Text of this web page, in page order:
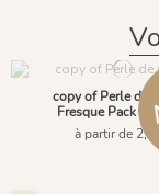
copy of Perle de
Fresque Pack -
à partir de 2,90